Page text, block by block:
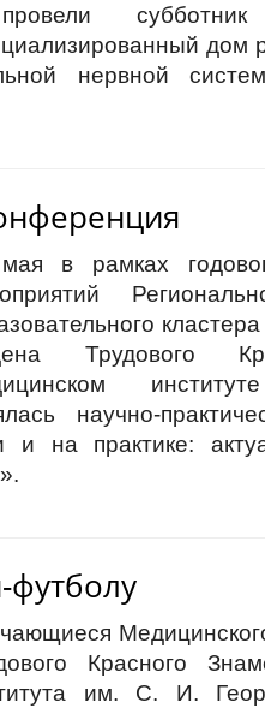
провели
дом
нервной
в рамках
Трудового
научно-
и на практике:
Красного
им. С. И.